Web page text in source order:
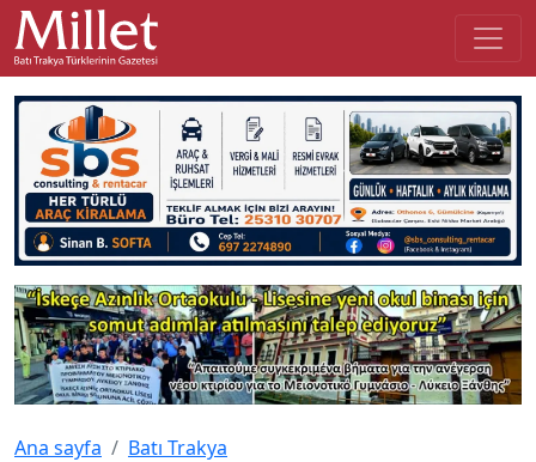
Ana sayfa Batı Trakya